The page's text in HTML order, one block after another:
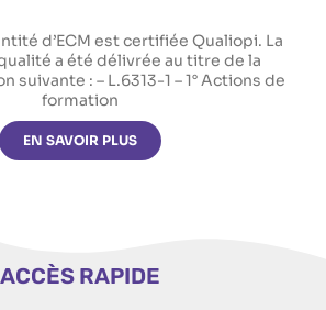
d’ECM est certifiée Qualiopi. La
a été délivrée au titre de la
suivante : – L.6313-1 – 1° Actions de
formation
EN SAVOIR PLUS
ACCÈS RAPIDE